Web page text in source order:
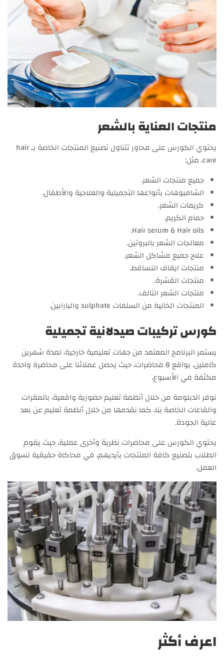
منتجات العناية بالشعر
يحتوي الكورس على محاور تتناول تصنيع المنتجات الخاصة بـ hair
care، مثل:
جميع منتجات الشعر.
الشامبوهات بأنواعها التجميلية والعلاجية والأطفال.
كريمات الشعر.
حمام الكريم.
Hair serum & Hair oils.
معالجات الشعر بالبروتين.
علاج جميع مشاكل الشعر.
منتجات ايقاف التساقط.
منتجات القشرة.
منتجات الشعر التالف.
المنتجات الخالية من السلفات sulphate والبارابين.
كورس تركيبات صيدلانية تجميلية
يستمر البرنامج المعتمد من جهات تعليمية خارجية، لمدة شهرين
كاملين، بواقع 8 محاضرات، حيث يحصل عملائنا على محاضرة واحدة
مكثفة في الأسبوع.
نوفر الدبلومة من خلال أنظمة تعليم حضورية واقعية، بالمقرات
والقاعات الخاصة بنا، كما نقدمها من خلال أنظمة تعليم عن بعد
عالية الجودة.
يحتوي الكورس على محاضرات نظرية وأخرى عملية، حيث يقوم
الطلاب بتصنيع كافة المنتجات بأيديهم، في محاكاة حقيقية لسوق
العمل.
اعرف أكثر